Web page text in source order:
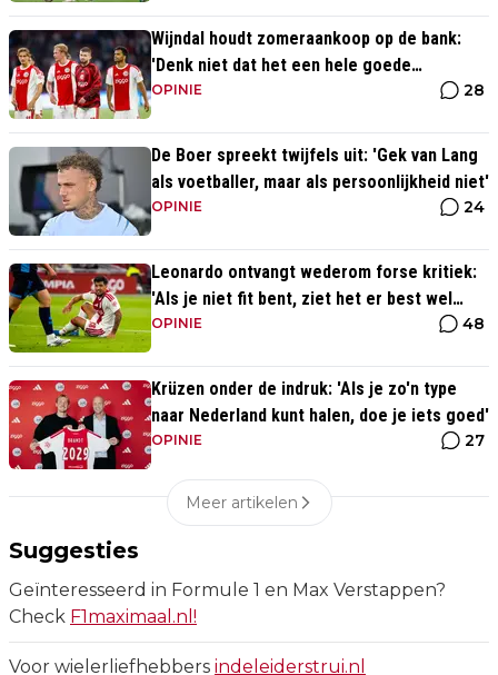
Wijndal houdt zomeraankoop op de bank:
'Denk niet dat het een hele goede
verdediger is'
OPINIE 28
De Boer spreekt twijfels uit: 'Gek van Lang
als voetballer, maar als persoonlijkheid niet'
OPINIE 24
Leonardo ontvangt wederom forse kritiek:
'Als je niet fit bent, ziet het er best wel
slecht uit'
OPINIE 48
Krüzen onder de indruk: 'Als je zo'n type
naar Nederland kunt halen, doe je iets goed'
OPINIE 27
Meer artikelen
Suggesties
Geïnteresseerd in Formule 1 en Max Verstappen?
Check F1maximaal.nl!
Voor wielerliefhebbers indeleiderstrui.nl